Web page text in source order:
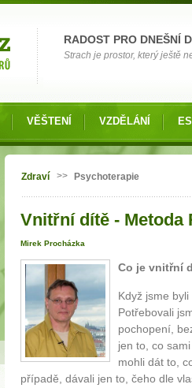
RADOST PRO DNEŠNÍ
Strach je prostor, který ještě
VĚŠTENÍ VZDĚLÁNÍ
Jste zde
Zdraví >> Psychoterapie
Vnitřní dítě - Metoda
Mirek Procházka
Co je vnitřní
Když jsme
Potřebovali
pochopení,
jen to, co
mohli dát to,
případě, dávali jen to, čeho dle